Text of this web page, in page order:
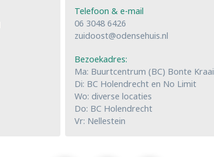
Telefoon & e-mail
06 3048 6426
zuidoost@odensehuis.nl
Bezoekadres:
Ma: Buurtcentrum (BC) Bonte Kraai
Di: BC Holendrecht en No Limit
Wo: diverse locaties
Do: BC Holendrecht
Vr: Nellestein